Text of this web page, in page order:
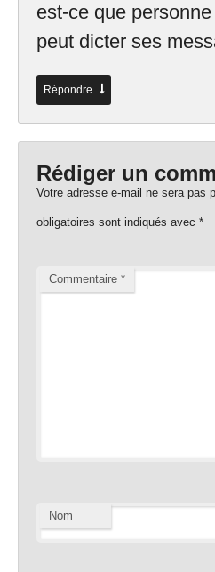
est-ce que personne
peut dicter ses
Répondre
Rédiger un
Votre adresse e-mail ne sera pas
obligatoires sont indiqués avec *
Commentaire *
Nom